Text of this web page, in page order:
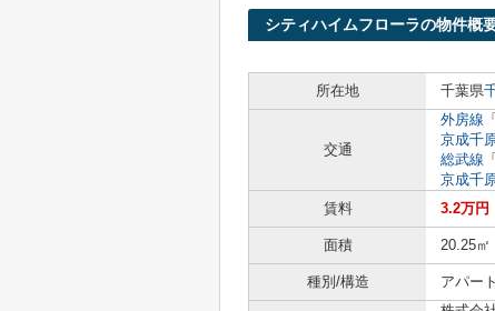
シティハイムフローラの物件概
所在地
千葉県
交通
外房線 「
京成千
総武線 「
京成千
賃料
3.2万円
面積 20.25㎡
種別/構造 アパー